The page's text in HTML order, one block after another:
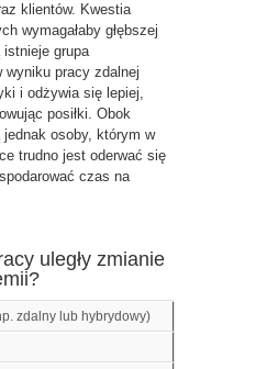
klientów. Kwestia
wymagałaby głębszej
grupa
wyniku pracy zdalnej
i odżywia się lepiej,
posiłki. Obok
osoby, którym w
trudno jest oderwać się
czas na
uległy zmianie
zdalny lub hybrydowy)